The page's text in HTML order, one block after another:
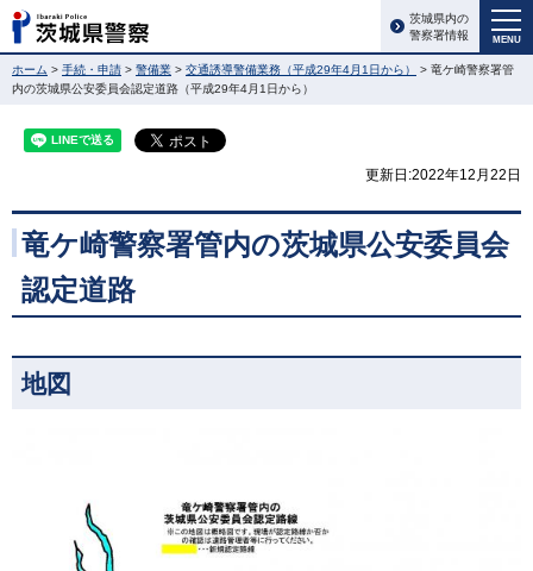
MENU
茨城県内の
警察署情報
ホーム > 手続・申請 > 警備業 > 交通誘導警備業務（平成29年4月1日から）
> 竜ケ崎警察署管
内の茨城県公安委員会認定道路（平成29年4月1日から）
更新日:2022年12月22日
竜ケ崎警察署管内の茨城県公安委員会
認定道路
地図